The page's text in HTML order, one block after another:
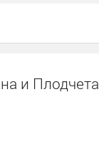
и Плодчета